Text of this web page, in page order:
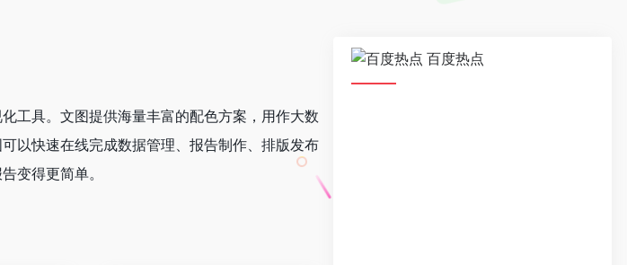
工具。文图提供海量丰富的配色方案，用作大数
以快速在线完成数据管理、报告制作、排版发布
变得更简单。
百度热点